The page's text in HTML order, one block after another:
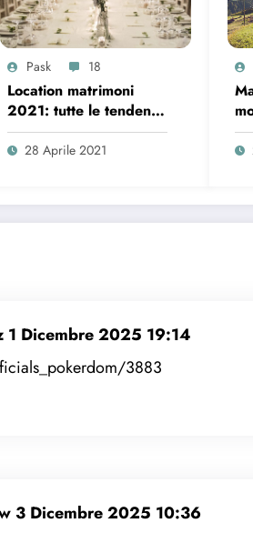
Pask 18
Location matrimoni
2021: tutte le tendenze
e le novità
28 Aprile 2021
1 Dicembre 2025 19:14
3883
3 Dicembre 2025 10:36